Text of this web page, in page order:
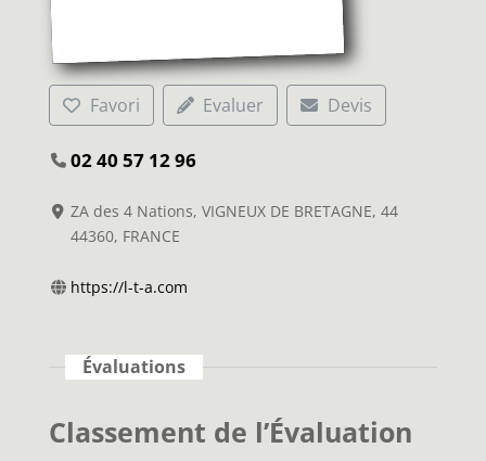
Favori Evaluer Devis
02 40 57 12 96
ZA des 4 Nations, VIGNEUX DE BRETAGNE, 44
44360, FRANCE
https://l-t-a.com
Évaluations
Classement de l’Évaluation